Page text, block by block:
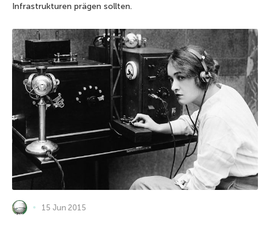
Infrastrukturen prägen sollten.
15 Jun 2015